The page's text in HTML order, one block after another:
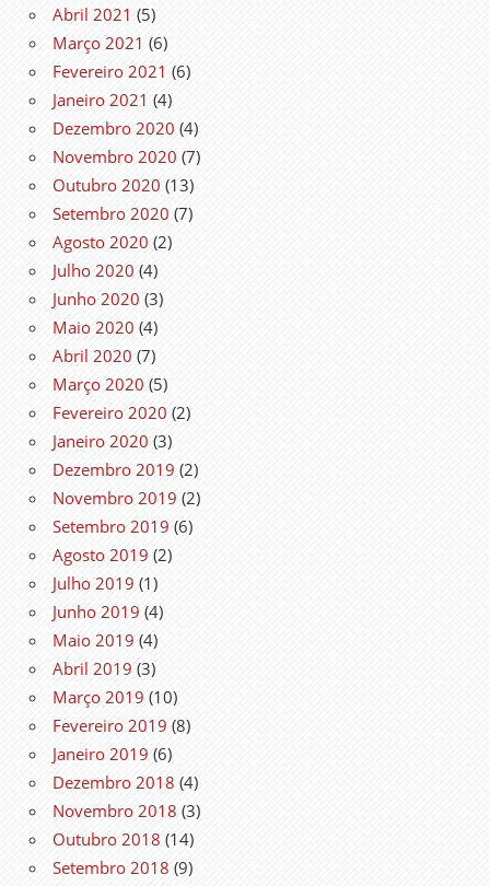
Abril 2021 (5)
Março 2021 (6)
Fevereiro 2021 (6)
Janeiro 2021 (4)
Dezembro 2020 (4)
Novembro 2020 (7)
Outubro 2020 (13)
Setembro 2020 (7)
Agosto 2020 (2)
Julho 2020 (4)
Junho 2020 (3)
Maio 2020 (4)
Abril 2020 (7)
Março 2020 (5)
Fevereiro 2020 (2)
Janeiro 2020 (3)
Dezembro 2019 (2)
Novembro 2019 (2)
Setembro 2019 (6)
Agosto 2019 (2)
Julho 2019 (1)
Junho 2019 (4)
Maio 2019 (4)
Abril 2019 (3)
Março 2019 (10)
Fevereiro 2019 (8)
Janeiro 2019 (6)
Dezembro 2018 (4)
Novembro 2018 (3)
Outubro 2018 (14)
Setembro 2018 (9)